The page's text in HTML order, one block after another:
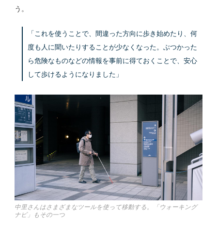
う。
「これを使うことで、間違った方向に歩き始めたり、何
度も人に聞いたりすることが少なくなった。ぶつかった
ら危険なものなどの情報を事前に得ておくことで、安心
して歩けるようになりました」
中里さんはさまざまなツールを使って移動する。「ウォーキング
ナビ」もその一つ